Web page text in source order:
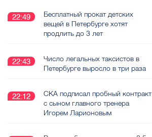
22:49
Бесплатный прокат детских
вещей в Петербурге хотят
продлить до 3 лет
22:43
Число легальных таксистов в
Петербурге выросло в три раза
22:12
СКА подписал пробный контракт
с сыном главного тренера
Игорем Ларионовым